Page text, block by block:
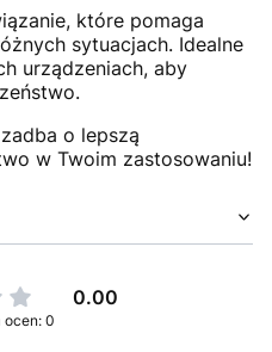
które pomaga
sytuacjach. Idealne
urządzeniach, aby
o lepszą
w Twoim zastosowaniu!
0.00
ocen: 0